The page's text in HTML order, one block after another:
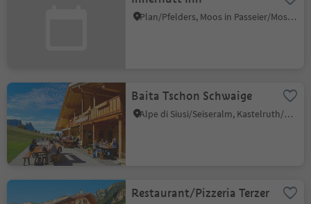
Plan/Pfelders, Moos in Passeier/Moso in Passiria, Meran/Merano and environs
Baita Tschon Schwaige
Alpe di Siusi/Seiseralm, Kastelruth/Castelrotto, Dolomites Region Seiser Alm
Restaurant/Pizzeria Terzer